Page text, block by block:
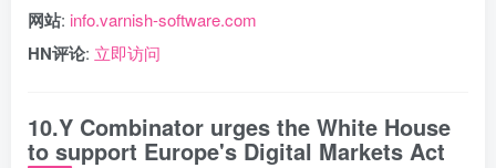
网站: info.varnish-software.com
HN评论: 立即访问
10.Y Combinator urges the White House
to support Europe's Digital Markets Act